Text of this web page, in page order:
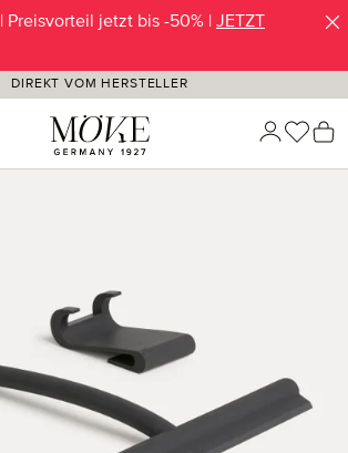
Preisvorteil jetzt bis -50% | JETZT
DIREKT VOM HERSTELLER
Du